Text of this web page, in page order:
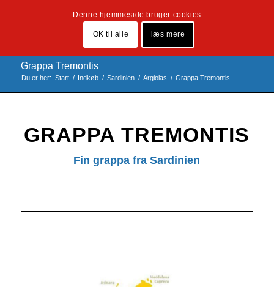
Grappa Tremontis
Du er her: Start / Indkøb / Sardinien / Argiolas / Grappa Tremontis
GRAPPA TREMONTIS
Fin grappa fra Sardinien
Denne hjemmeside bruger cookies
OK til alle læs mere